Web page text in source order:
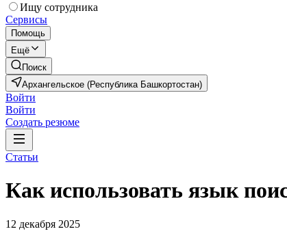
Ищу сотрудника
Сервисы
Помощь
Ещё
Поиск
Архангельское (Республика Башкортостан)
Войти
Войти
Создать резюме
Статьи
Как использовать язык
12 декабря 2025